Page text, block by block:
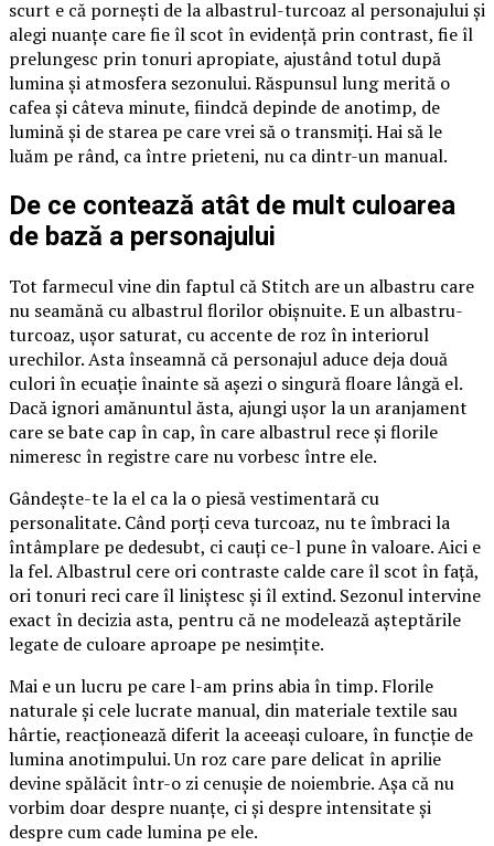
scurt e că pornești de la albastrul-turcoaz al personajului și
alegi nuanțe care fie îl scot în evidență prin contrast, fie îl
prelungesc prin tonuri apropiate, ajustând totul după
lumina și atmosfera sezonului. Răspunsul lung merită o
cafea și câteva minute, fiindcă depinde de anotimp, de
lumină și de starea pe care vrei să o transmiți. Hai să le
luăm pe rând, ca între prieteni, nu ca dintr-un manual.
De ce contează atât de mult culoarea
de bază a personajului
Tot farmecul vine din faptul că Stitch are un albastru care
nu seamănă cu albastrul florilor obișnuite. E un albastru-
turcoaz, ușor saturat, cu accente de roz în interiorul
urechilor. Asta înseamnă că personajul aduce deja două
culori în ecuație înainte să așezi o singură floare lângă el.
Dacă ignori amănuntul ăsta, ajungi ușor la un aranjament
care se bate cap în cap, în care albastrul rece și florile
nimeresc în registre care nu vorbesc între ele.
Gândește-te la el ca la o piesă vestimentară cu
personalitate. Când porți ceva turcoaz, nu te îmbraci la
întâmplare pe dedesubt, ci cauți ce-l pune în valoare. Aici e
la fel. Albastrul cere ori contraste calde care îl scot în față,
ori tonuri reci care îl liniștesc și îl extind. Sezonul intervine
exact în decizia asta, pentru că ne modelează așteptările
legate de culoare aproape pe nesimțite.
Mai e un lucru pe care l-am prins abia în timp. Florile
naturale și cele lucrate manual, din materiale textile sau
hârtie, reacționează diferit la aceeași culoare, în funcție de
lumina anotimpului. Un roz care pare delicat în aprilie
devine spălăcit într-o zi cenușie de noiembrie. Așa că nu
vorbim doar despre nuanțe, ci și despre intensitate și
despre cum cade lumina pe ele.